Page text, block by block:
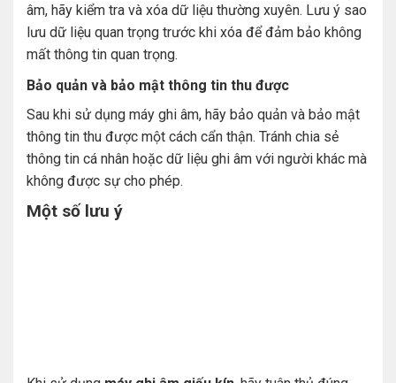
âm, hãy kiểm tra và xóa dữ liệu thường xuyên. Lưu ý sao
lưu dữ liệu quan trọng trước khi xóa để đảm bảo không
mất thông tin quan trọng.
Bảo quản và bảo mật thông tin thu được
Sau khi sử dụng máy ghi âm, hãy bảo quản và bảo mật
thông tin thu được một cách cẩn thận. Tránh chia sẻ
thông tin cá nhân hoặc dữ liệu ghi âm với người khác mà
không được sự cho phép.
Một số lưu ý